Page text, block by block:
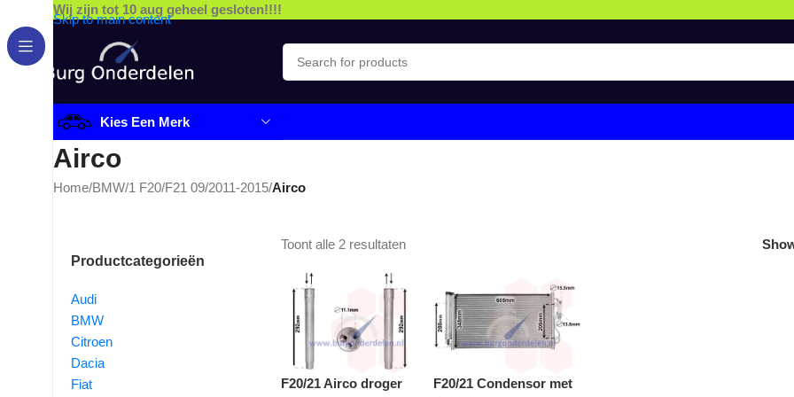
Skip to main content
Wij zijn tot 10 aug geheel gesloten!!!!
Kies Een Merk
Airco
Home/BMW/1 F20/F21 09/2011-2015/Airco
Productcategorieën
Audi
BMW
Citroen
Dacia
Fiat
Toont alle 2 resultaten
F20/21 Airco droger
F20/21 Condensor met